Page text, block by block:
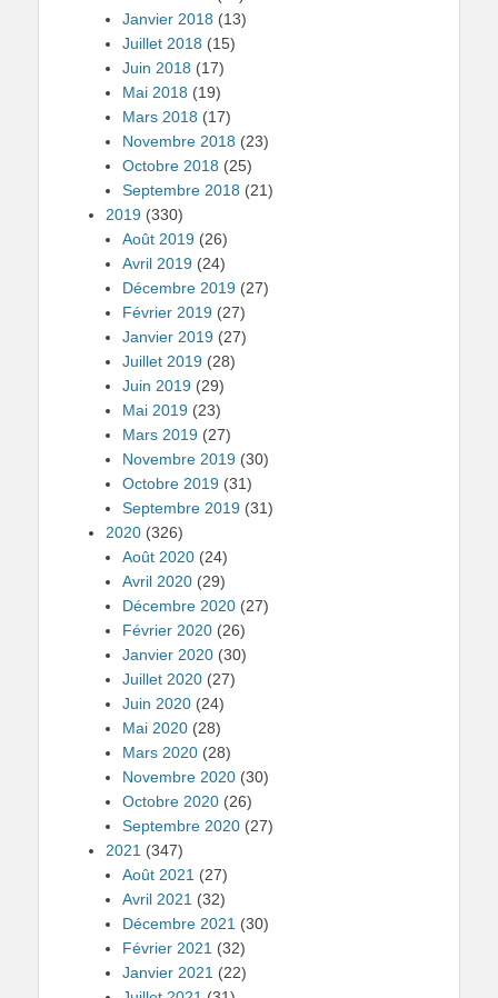
Janvier 2018 (13)
Juillet 2018 (15)
Juin 2018 (17)
Mai 2018 (19)
Mars 2018 (17)
Novembre 2018 (23)
Octobre 2018 (25)
Septembre 2018 (21)
2019 (330)
Août 2019 (26)
Avril 2019 (24)
Décembre 2019 (27)
Février 2019 (27)
Janvier 2019 (27)
Juillet 2019 (28)
Juin 2019 (29)
Mai 2019 (23)
Mars 2019 (27)
Novembre 2019 (30)
Octobre 2019 (31)
Septembre 2019 (31)
2020 (326)
Août 2020 (24)
Avril 2020 (29)
Décembre 2020 (27)
Février 2020 (26)
Janvier 2020 (30)
Juillet 2020 (27)
Juin 2020 (24)
Mai 2020 (28)
Mars 2020 (28)
Novembre 2020 (30)
Octobre 2020 (26)
Septembre 2020 (27)
2021 (347)
Août 2021 (27)
Avril 2021 (32)
Décembre 2021 (30)
Février 2021 (32)
Janvier 2021 (22)